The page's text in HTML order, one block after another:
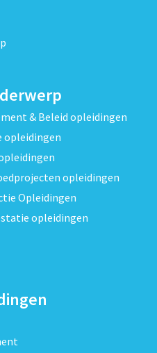
& Beleid opleidingen
opleidingen
opleidingen
Opleidingen
opleidingen